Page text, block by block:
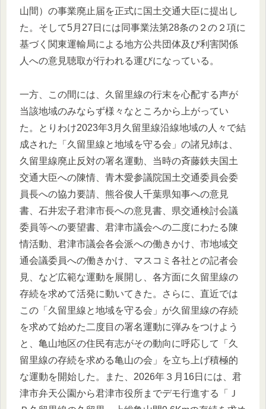
山間）の事業廃止届を正式に国土交通大臣に提出し
た。そして5月27日には同事業法第28条の２の２項に
基づく関東運輸局による地方公共団体及び利害関係
人への意見聴取が行われる運びになっている。
一方、この間には、久留里線の行末を心配する声が
当該地域のみならず様々なところから上がってい
た。とりわけ2023年3月久留里線沿線地域の人々で結
成された「久留里線と地域を守る会」の諸兄姉は、
久留里線廃止反対の署名運動、当時の斉藤鉄夫国土
交通大臣への陳情、青木愛参議院国土交通委員会委
員長への協力要請、熊谷俊人千葉県知事への意見
書、石井宏子君津市長への意見書、県交通検討会議
委員等への要望書、君津市議会への二度にわたる陳
情活動、君津市議会各会派への働きかけ、市地域交
通会議委員への働きかけ、マスコミ各社との記者会
見、など広範な運動を展開し、各方面に久留里線の
存続を求めて活発に動いてきた。さらに、直近では
この「久留里線と地域を守る会」が久留里線の存続
を求めて始めた二度目の署名運動に弾みをつけよう
と、亀山地区の住民有志がその動向に呼応して「久
留里線の存続を求める亀山の会」を立ち上げ積極的
な運動を開始した。また、2026年３月16日には、君
津市弁天公園から君津市役所までデモ行進する「Ｊ